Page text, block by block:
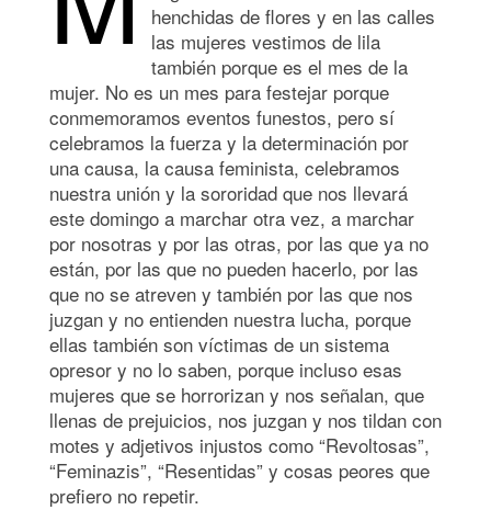
henchidas de flores y en las calles
las mujeres vestimos de lila
también porque es el mes de la
mujer. No es un mes para festejar porque
conmemoramos eventos funestos, pero sí
celebramos la fuerza y la determinación por
una causa, la causa feminista, celebramos
nuestra unión y la sororidad que nos llevará
este domingo a marchar otra vez, a marchar
por nosotras y por las otras, por las que ya no
están, por las que no pueden hacerlo, por las
que no se atreven y también por las que nos
juzgan y no entienden nuestra lucha, porque
ellas también son víctimas de un sistema
opresor y no lo saben, porque incluso esas
mujeres que se horrorizan y nos señalan, que
llenas de prejuicios, nos juzgan y nos tildan con
motes y adjetivos injustos como “Revoltosas”,
“Feminazis”, “Resentidas” y cosas peores que
prefiero no repetir.